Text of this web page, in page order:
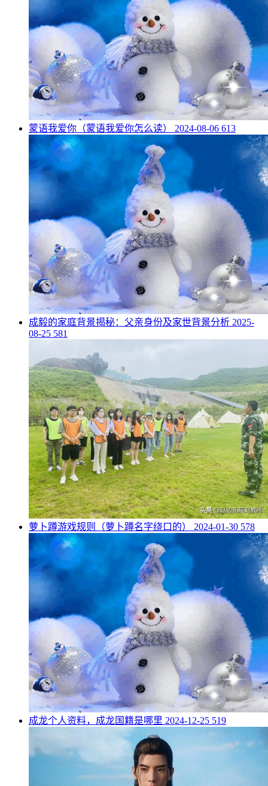
​蒙语我爱你（蒙语我爱你怎么读） 2024-08-06 613
​成毅的家庭背景揭秘：父亲身份及家世背景分析 2025-
08-25 581
​萝卜蹲游戏规则（萝卜蹲名字绕口的） 2024-01-30 578
​成龙个人资料，成龙国籍是哪里 2024-12-25 519